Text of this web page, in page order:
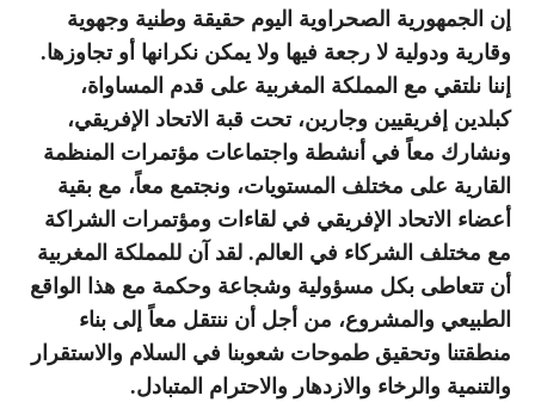
إن الجمهورية الصحراوية اليوم حقيقة وطنية وجهوية
وقارية ودولية لا رجعة فيها ولا يمكن نكرانها أو تجاوزها.
إننا نلتقي مع المملكة المغربية على قدم المساواة،
كبلدين إفريقيين وجارين، تحت قبة الاتحاد الإفريقي،
ونشارك معاً في أنشطة واجتماعات مؤتمرات المنظمة
القارية على مختلف المستويات، ونجتمع معاً، مع بقية
أعضاء الاتحاد الإفريقي في لقاءات ومؤتمرات الشراكة
مع مختلف الشركاء في العالم. لقد آن للمملكة المغربية
أن تتعاطى بكل مسؤولية وشجاعة وحكمة مع هذا الواقع
الطبيعي والمشروع، من أجل أن ننتقل معاً إلى بناء
منطقتنا وتحقيق طموحات شعوبنا في السلام والاستقرار
والتنمية والرخاء والازدهار والاحترام المتبادل.